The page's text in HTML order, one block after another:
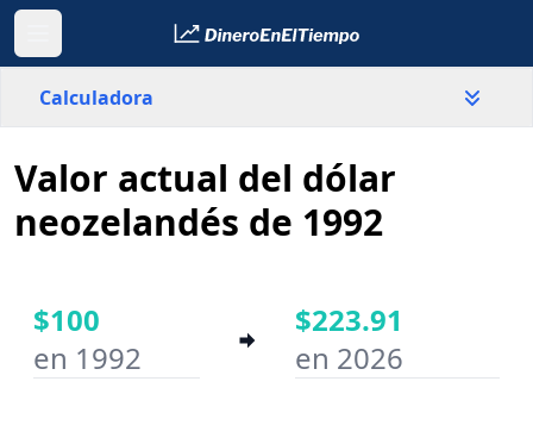
Calculadora
Nueva Zelanda
País
Año inicial
Valor actual del dólar
neozelandés de 1992
$100
en 1992
$223.91
en 2026